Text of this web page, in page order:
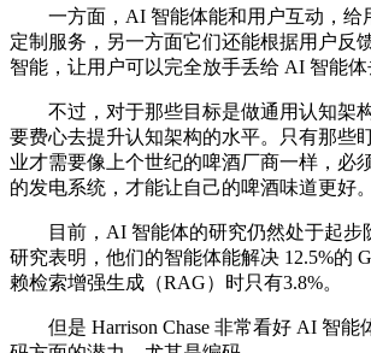
一方面，AI 智能体能和用户互动，给
定制服务，另一方面它们还能根据用户反
智能，让用户可以完全放手丢给 AI 智能体
不过，对于那些目标是做通用认知架
要费心去提升认知架构的水平。只有那些
业才需要像上个世纪的啤酒厂商一样，必
的发电系统，才能让自己的啤酒味道更好。
目前，AI 智能体的研究仍然处于起步
研究表明，他们的智能体能解决 12.5%的
赖检索增强生成（RAG）时只有3.8%。
但是 Harrison Chase 非常看好 AI 智能